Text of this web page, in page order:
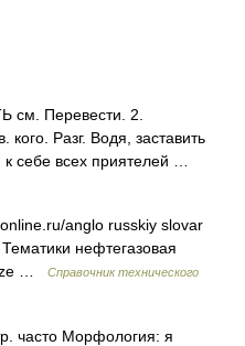
Перевести. 2.
Разг. Водя, заставить
к себе всех приятелей …
anglo russkiy slovar
нефтегазовая
…
Справочник технического
часто Морфология: я